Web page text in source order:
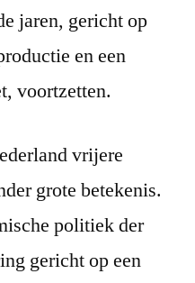
jaren, gericht op
en een
voortzetten.
vrijere
grote betekenis.
politiek der
gericht op een